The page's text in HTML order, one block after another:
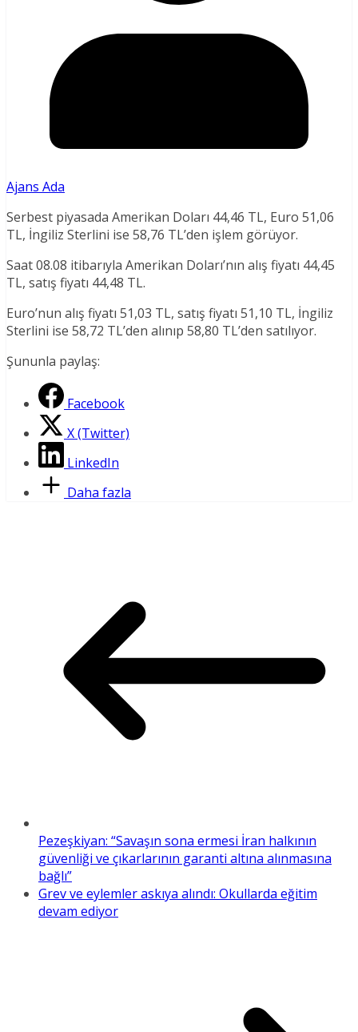
Ajans Ada
Serbest piyasada Amerikan Doları 44,46 TL, Euro 51,06
TL, İngiliz Sterlini ise 58,76 TL’den işlem görüyor.
Saat 08.08 itibarıyla Amerikan Doları’nın alış fiyatı 44,45
TL, satış fiyatı 44,48 TL.
Euro’nun alış fiyatı 51,03 TL, satış fiyatı 51,10 TL, İngiliz
Sterlini ise 58,72 TL’den alınıp 58,80 TL’den satılıyor.
Şununla paylaş:
Facebook
X (Twitter)
LinkedIn
Daha fazla
Pezeşkiyan: “Savaşın sona ermesi İran halkının
güvenliği ve çıkarlarının garanti altına alınmasına
bağlı”
Grev ve eylemler askıya alındı: Okullarda eğitim
devam ediyor